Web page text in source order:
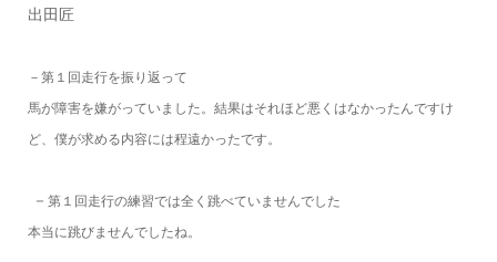
出田匠
－第１回走行を振り返って
馬が障害を嫌がっていました。結果はそれほど悪くはなかったんですけ
ど、僕が求める内容には程遠かったです。
－ 第１回走行の練習では全く跳べていませんでした
本当に跳びませんでしたね。